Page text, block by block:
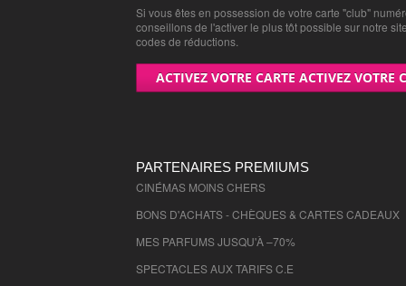
Si vous êtes en possession de votre carte "club"
conseillons de l'activer le plus tôt possible sur notre
codes de réductions.
ACTIVEZ VOTRE CARTE ACTIVEZ VOTRE
PARTENAIRES PREMIUMS
CINÉMAS MOINS CHERS
BONS D'ACHATS - CHÈQUES & CARTES CADEAUX
MES PARFUMS JUSQU'À –70%
SPECTACLES AUX TARIFS C.E